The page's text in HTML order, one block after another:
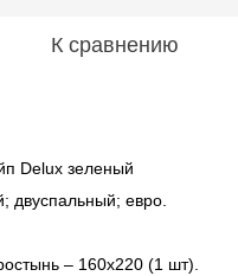
К сравнению
Delux зеленый
двуспальный; евро.
– 160х220 (1 шт).